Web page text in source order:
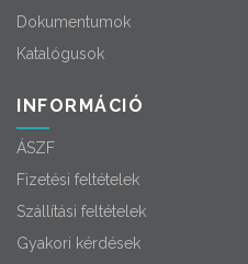
Dokumentumok
Katalógusok
INFORMÁCIÓ
ÁSZF
Fizetési feltételek
Szállítási feltételek
Gyakori kérdések